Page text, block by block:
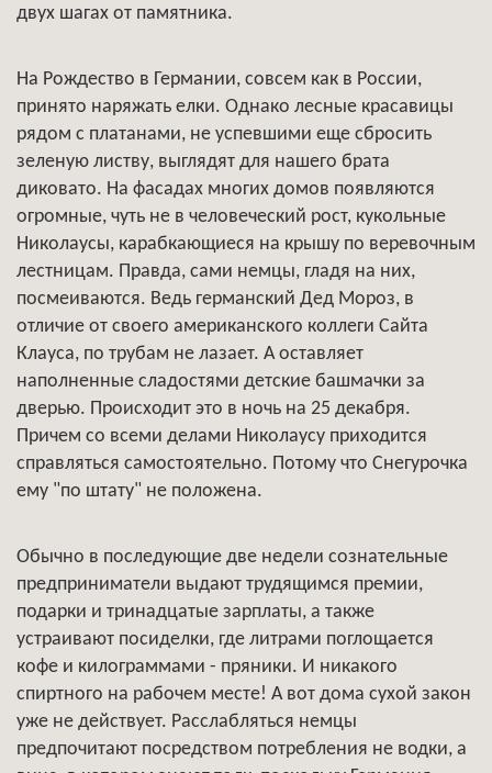
двух шагах от памятника.
На Рождество в Германии, совсем как в России,
принято наряжать елки. Однако лесные красавицы
рядом с платанами, не успевшими еще сбросить
зеленую листву, выглядят для нашего брата
диковато. На фасадах многих домов появляются
огромные, чуть не в человеческий рост, кукольные
Николаусы, карабкающиеся на крышу по веревочным
лестницам. Правда, сами немцы, гладя на них,
посмеиваются. Ведь германский Дед Мороз, в
отличие от своего американского коллеги Сайта
Клауса, по трубам не лазает. А оставляет
наполненные сладостями детские башмачки за
дверью. Происходит это в ночь на 25 декабря.
Причем со всеми делами Николаусу приходится
справляться самостоятельно. Потому что Снегурочка
ему "по штату" не положена.
Обычно в последующие две недели сознательные
предприниматели выдают трудящимся премии,
подарки и тринадцатые зарплаты, а также
устраивают посиделки, где литрами поглощается
кофе и килограммами - пряники. И никакого
спиртного на рабочем месте! А вот дома сухой закон
уже не действует. Расслабляться немцы
предпочитают посредством потребления не водки, а